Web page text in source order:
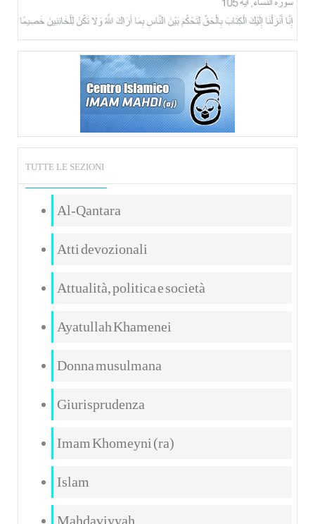
TUTTE LE SEZIONI
Al-Qantara
Atti devozionali
Attualità, politica e società
Ayatullah Khamenei
Donna musulmana
Giurisprudenza
Imam Khomeyni (ra)
Islam
Mahdaviyyah